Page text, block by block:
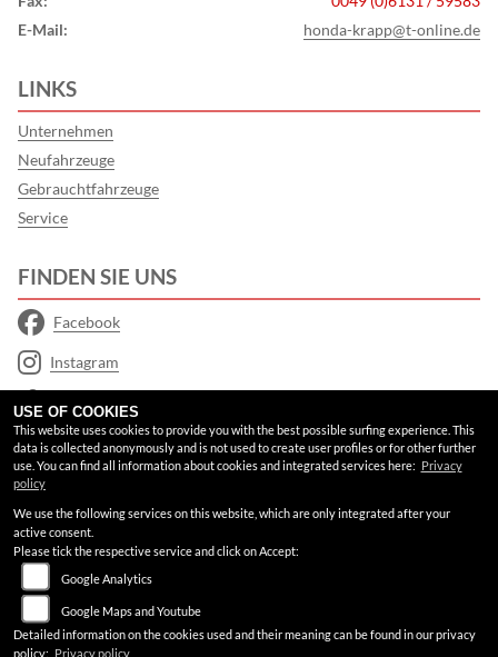
E-Mail:
honda-krapp@t-online.de
LINKS
Unternehmen
Neufahrzeuge
Gebrauchtfahrzeuge
Service
FINDEN SIE UNS
Facebook
Instagram
RECHTLICHES
AGB
Impressum
Datenschutz
Disclaimer
USE OF COOKIES
This website uses cookies to provide you with the best possible surfing experience. This
data is collected anonymously and is not used to create user profiles or for other further
use. You can find all information about cookies and integrated services here: Privacy
policy
We use the following services on this website, which are only integrated after your
active consent.
Please tick the respective service and click on Accept:
Google Analytics
Google Maps and Youtube
Detailed information on the cookies used and their meaning can be found in our privacy
policy: Privacy policy